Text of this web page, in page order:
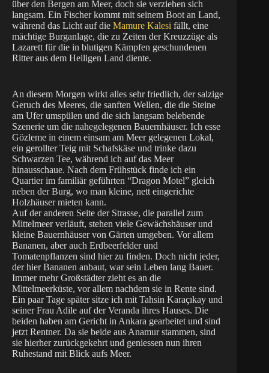
über den Bergen am Meer, doch sie verziehen sich
langsam. Ein Fischer kommt mit seinem Boot an Land,
während das Licht auf die Mamure Kalesi fällt, eine
mächtige Burganlage, die zu Zeiten der Kreuzzüge als
Lazarett für die in blutigen Kämpfen geschundenen
Ritter aus dem Heiligen Land diente.
An diesem Morgen wirkt alles sehr friedlich, der salzige
Geruch des Meeres, die sanften Wellen, die die Steine
am Ufer umspülen und die sich langsam belebende
Szenerie um die nahegelegenen Bauernhäuser. Ich esse
Gözleme in einem einsam am Meer gelegenen Lokal,
ein gerollter Teig mit Schafskäse und trinke dazu
Schwarzen Tee, während ich auf das Meer
hinausschaue. Nach dem Frühstück finde ich ein
Quartier im familiär geführten “Dragon Motel” gleich
neben der Burg, wo man kleine, nett eingerichte
Holzhäuser mieten kann.
Auf der anderen Seite der Strasse, die parallel zum
Mittelmeer verläuft, stehen viele Gewächshäuser und
kleine Bauernhäuser von Gärten umgeben. Vor allem
Bananen, aber auch Erdbeerfelder und
Tomatenpflanzen sind hier zu finden. Doch nicht jeder,
der hier Bananen anbaut, war sein Leben lang Bauer.
Immer mehr Großstädter zieht es an die
Mittelmeerküste, vor allem nachdem sie in Rente sind.
Ein paar Tage später sitze ich mit Tahsin Karaçıkay und
seiner Frau Adile auf der Veranda ihres Hauses. Die
beiden haben am Gericht in Ankara gearbeitet und sind
jetzt Rentner. Da sie beide aus Anamur stammen, sind
sie hierher zurückgekehrt und geniessen nun ihren
Ruhestand mit Blick aufs Meer.